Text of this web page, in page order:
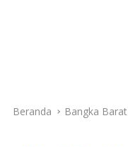
Beranda Bangka Barat